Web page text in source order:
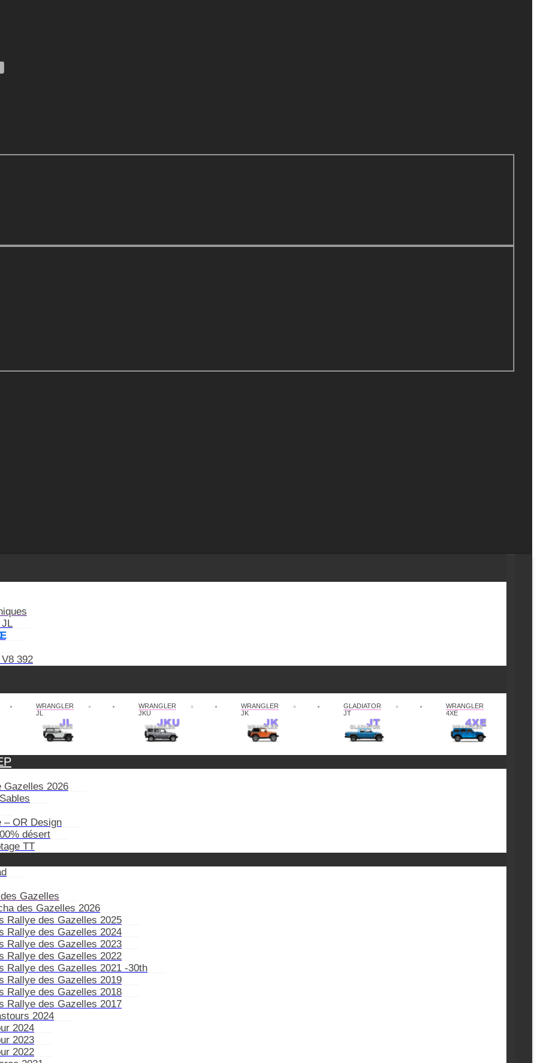
392
WRANGLER
JL
WRANGLER
JKU
WRANGLER
JK
GLADIATOR
JT
WRANGLER
4XE
Gazelles 2026
– OR Design
désert
TT
Gazelles
des Gazelles 2026
Rallye des Gazelles 2025
Rallye des Gazelles 2024
Rallye des Gazelles 2023
Rallye des Gazelles 2022
Rallye des Gazelles 2021 -30th
Rallye des Gazelles 2019
Rallye des Gazelles 2018
Rallye des Gazelles 2017
2024
2024
2023
2022